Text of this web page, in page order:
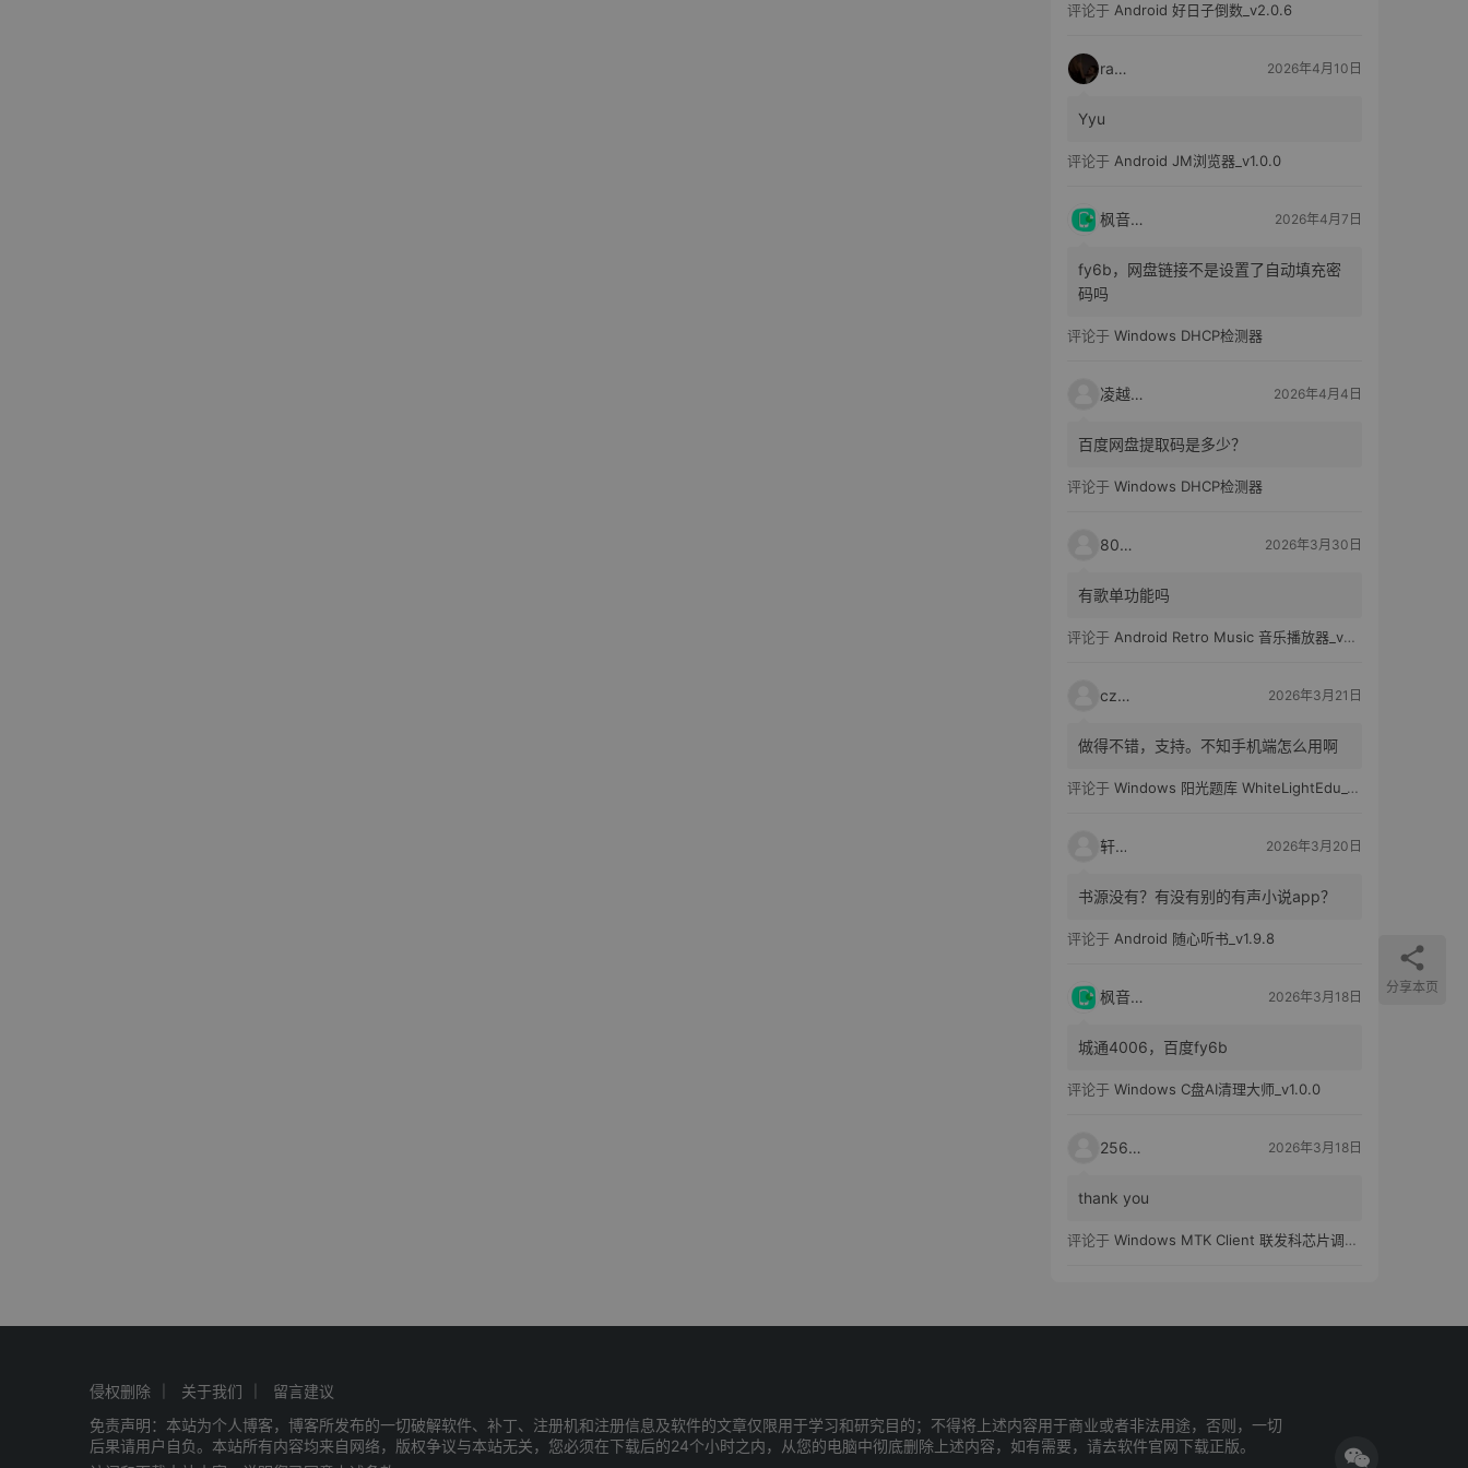
评论于 Android 好日子倒数_v2.0.6
raka 2026年4月10日
Yyu
评论于 Android JM浏览器_v1.0.0
枫音应用 2026年4月7日
fy6b，网盘链接不是设置了自动填充密
码吗
评论于 Windows DHCP检测器
凌越电子 2026年4月4日
百度网盘提取码是多少？
评论于 Windows DHCP检测器
80521 2026年3月30日
有歌单功能吗
评论于 Android Retro Music 音乐播放器_v6.6.0
czh7 2026年3月21日
做得不错，支持。不知手机端怎么用啊
评论于 Windows 阳光题库 WhiteLightEdu_v2.0.0
轩爸 2026年3月20日
书源没有？有没有别的有声小说app？
评论于 Android 随心听书_v1.9.8
枫音应用 2026年3月18日
城通4006，百度fy6b
评论于 Windows C盘AI清理大师_v1.0.0
25651 2026年3月18日
thank you
评论于 Windows MTK Client 联发科芯片调试工具_v2.01 汉化版
侵权删除 关于我们
留言建议
免责声明：本站为个人博客，博客所发布的一切破解软件、补丁、注册机和注册信息及软件的文章仅限用于学习和研究目的；不得将上述内容用于商业或者非法用途，否则，一切
后果请用户自负。本站所有内容均来自网络，版权争议与本站无关，您必须在下载后的24个小时之内，从您的电脑中彻底删除上述内容，如有需要，请去软件官网下载正版。
分享本页